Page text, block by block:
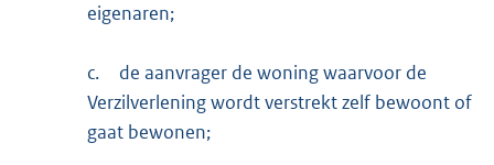
eigenaren;
c.
de aanvrager de woning waarvoor de
Verzilverlening wordt verstrekt zelf bewoont of
gaat bewonen;